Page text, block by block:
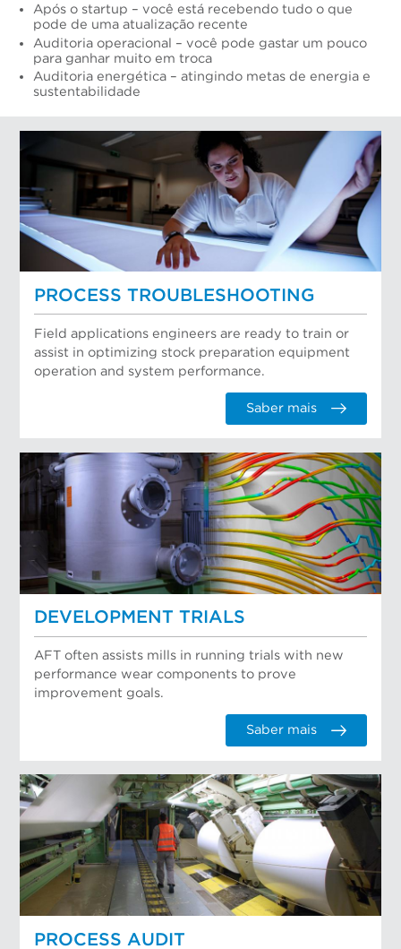
Após o startup – você está recebendo tudo o que
pode de uma atualização recente
Auditoria operacional – você pode gastar um pouco
para ganhar muito em troca
Auditoria energética – atingindo metas de energia e
sustentabilidade
PROCESS TROUBLESHOOTING
Field applications engineers are ready to train or
assist in optimizing stock preparation equipment
operation and system performance.
Saber mais
DEVELOPMENT TRIALS
AFT often assists mills in running trials with new
performance wear components to prove
improvement goals.
Saber mais
PROCESS AUDIT